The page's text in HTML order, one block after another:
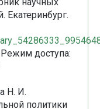
научных
Екатеринбург.
доступа:
Н. И.
политики